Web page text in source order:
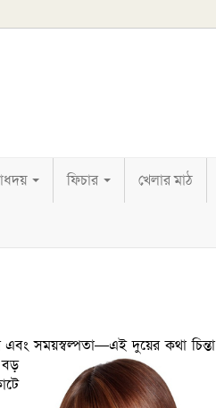
ফিচার খেলার মাঠ
সময়স্বল্পতা—এই দুয়ের কথা চিন্তা
বড়